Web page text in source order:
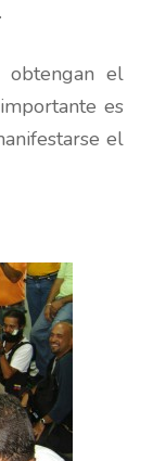
obtengan el
es
el